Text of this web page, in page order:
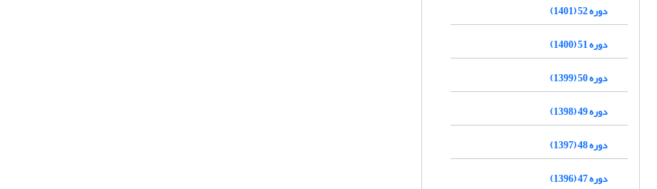
دوره 52 (1401)
دوره 51 (1400)
دوره 50 (1399)
دوره 49 (1398)
دوره 48 (1397)
دوره 47 (1396)